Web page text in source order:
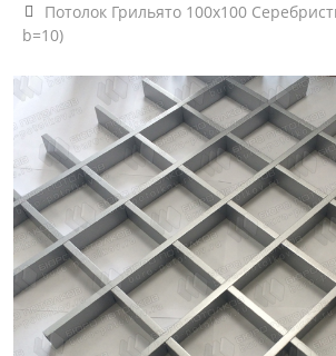
Потолок Грильято 100х100
b=10)